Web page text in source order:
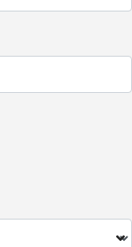
覧になりたい方は、